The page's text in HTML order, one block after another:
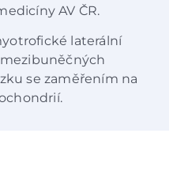
AV ČR.
laterální
se zaměřením na